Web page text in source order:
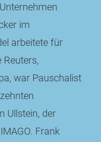
im
arbeitete für
Reuters,
war Pauschalist
Ullstein, der
Frank